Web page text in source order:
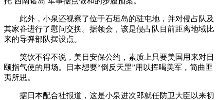
此外，小泉还视察了位于石垣岛的驻屯地，并对侵占队及
其家眷进行了慰问交换。据领会，该是侵占队目前距离地域比
来的导弹部队摆设点。
笑饮不得不说，美日安保公约，素质上只要美国用来对日
颐指气使的用场。日本想要“倒反天罡”用以挥喝美军，简曲匪
夷所思。
据日本配合社报道，这是小泉进次郎就任防卫大臣以来初